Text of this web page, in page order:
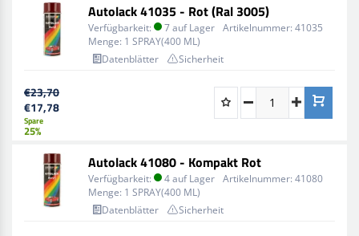
Autolack 41035 - Rot (Ral 3005)
Verfügbarkeit: 7 auf Lager Artikelnummer: 41035
Menge: 1 SPRAY(400 ML)
Datenblätter
Sicherheit
€23,70
€17,78
Spare
25%
Autolack 41080 - Kompakt Rot
Verfügbarkeit: 4 auf Lager Artikelnummer: 41080
Menge: 1 SPRAY(400 ML)
Datenblätter
Sicherheit